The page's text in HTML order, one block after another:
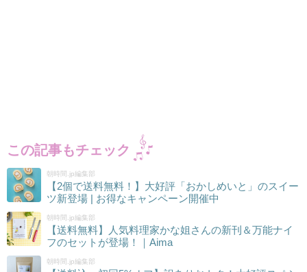
この記事もチェック
朝時間.jp編集部
【2個で送料無料！】大好評「おかしめいと」のスイー
ツ新登場 | お得なキャンペーン開催中
朝時間.jp編集部
【送料無料】人気料理家かな姐さんの新刊＆万能ナイ
フのセットが登場！｜Aima
朝時間.jp編集部